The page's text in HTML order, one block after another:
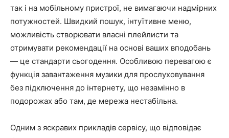
так і на мобільному пристрої, не вимагаючи надмірних
потужностей. Швидкий пошук, інтуїтивне меню,
можливість створювати власні плейлисти та
отримувати рекомендації на основі ваших вподобань
— це стандарти сьогодення. Особливою перевагою є
функція завантаження музики для прослуховування
без підключення до інтернету, що незамінно в
подорожах або там, де мережа нестабільна.
Одним з яскравих прикладів сервісу, що відповідає